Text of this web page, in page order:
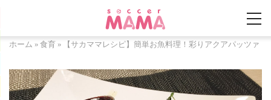
ホーム » 食育 » 【サカママレシピ】簡単お魚料理！彩りアクアパッツァ